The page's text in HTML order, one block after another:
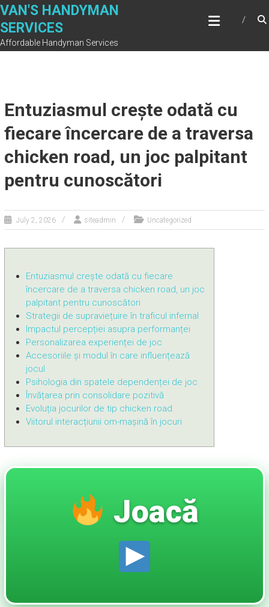
Skip
content
VAN'S HANDYMAN
SERVICES
Affordable Handyman Services
Entuziasmul crește odată cu
fiecare încercare de a traversa
chicken road, un joc palpitant
pentru cunoscători
July 2, 2026 siteadmin Uncategorized
Entuziasmul crește odată cu fiecare
încercare de a traversa chicken road, un joc
palpitant pentru cunoscători
Strategii de supraviețuire în traficul infernal
Impactul percepției asupra performanței
Personalizarea experienței de joc
Accesoriile și modul în care influențează
jocul
Psihologia din spatele dependenței de joc
Învățarea prin consolidare pozitivă
Evoluția jocurilor de tip chicken road
Viitorul interacțiunii om-mașină în jocuri
Joacă